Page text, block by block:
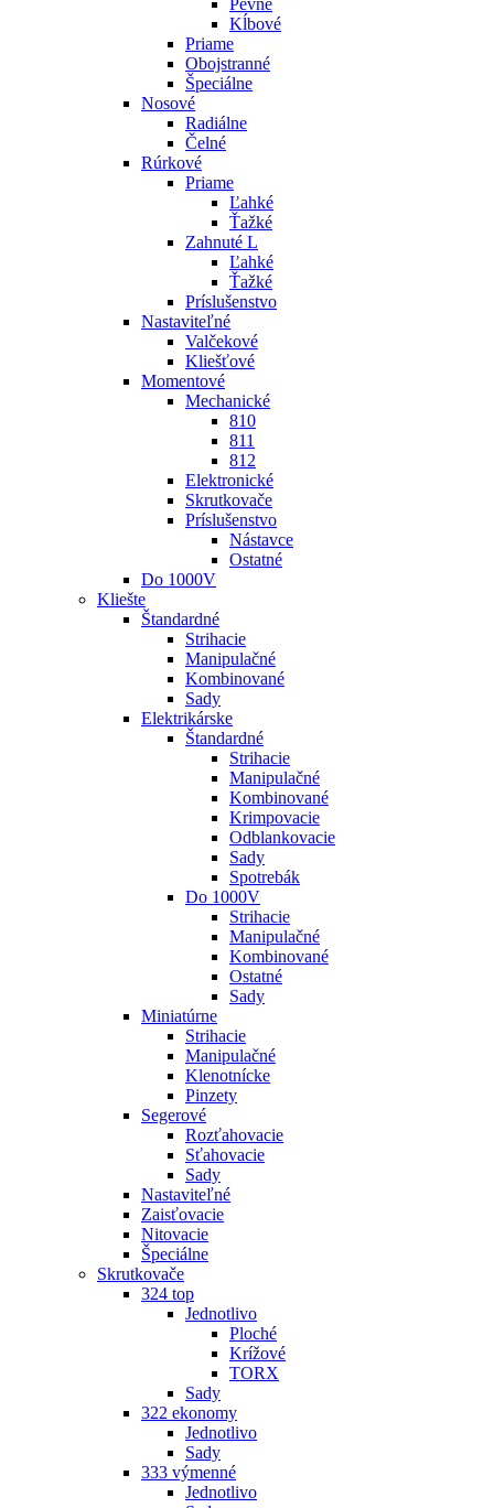
Pevné
Kĺbové
Priame
Obojstranné
Špeciálne
Nosové
Radiálne
Čelné
Rúrkové
Priame
Ľahké
Ťažké
Zahnuté L
Ľahké
Ťažké
Príslušenstvo
Nastaviteľné
Valčekové
Kliešťové
Momentové
Mechanické
810
811
812
Elektronické
Skrutkovače
Príslušenstvo
Nástavce
Ostatné
Do 1000V
Kliešte
Štandardné
Strihacie
Manipulačné
Kombinované
Sady
Elektrikárske
Štandardné
Strihacie
Manipulačné
Kombinované
Krimpovacie
Odblankovacie
Sady
Spotrebák
Do 1000V
Strihacie
Manipulačné
Kombinované
Ostatné
Sady
Miniatúrne
Strihacie
Manipulačné
Klenotnícke
Pinzety
Segerové
Rozťahovacie
Sťahovacie
Sady
Nastaviteľné
Zaisťovacie
Nitovacie
Špeciálne
Skrutkovače
324 top
Jednotlivo
Ploché
Krížové
TORX
Sady
322 ekonomy
Jednotlivo
Sady
333 výmenné
Jednotlivo